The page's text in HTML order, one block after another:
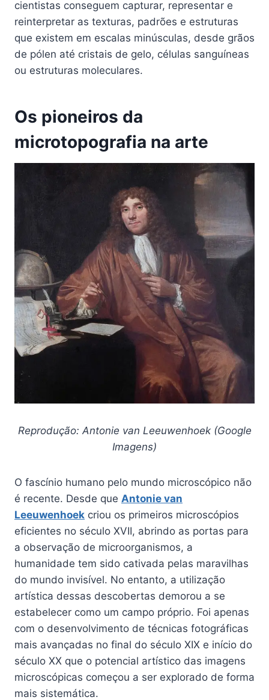
cientistas conseguem capturar, representar e
reinterpretar as texturas, padrões e estruturas
que existem em escalas minúsculas, desde grãos
de pólen até cristais de gelo, células sanguíneas
ou estruturas moleculares.
Os pioneiros da
microtopografia na arte
Reprodução: Antonie van Leeuwenhoek (Google
Imagens)
O fascínio humano pelo mundo microscópico não
é recente. Desde que Antonie van
Leeuwenhoek criou os primeiros microscópios
eficientes no século XVII, abrindo as portas para
a observação de microorganismos, a
humanidade tem sido cativada pelas maravilhas
do mundo invisível. No entanto, a utilização
artística dessas descobertas demorou a se
estabelecer como um campo próprio. Foi apenas
com o desenvolvimento de técnicas fotográficas
mais avançadas no final do século XIX e início do
século XX que o potencial artístico das imagens
microscópicas começou a ser explorado de forma
mais sistemática.